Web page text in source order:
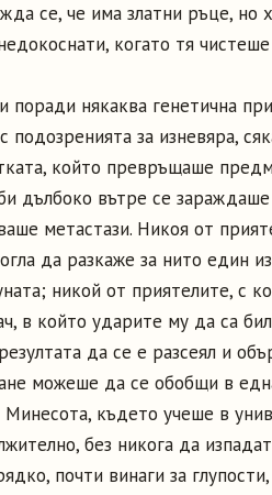
се, че има златни ръце, но
когато тя
поради някаква генетична
подозренията за изневяра,
който превръщаше
дълбоко вътре се
метастази. Никоя от
да разкаже за нито един
никой от приятелите, с
в който ударите му да са
да се е разсеял и
можеше да се обобщи в
където учеше в
без никога да
почти винаги за